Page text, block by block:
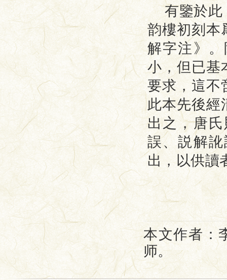
有鑒於
韵樓初刻本
解字注》
小，但已基
要求，這不
此本先後經
出之，唐
誤、説解
出，以供讀
本文作者：
师。